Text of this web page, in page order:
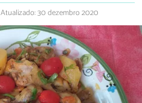
Atualizado: 30 dezembro 2020